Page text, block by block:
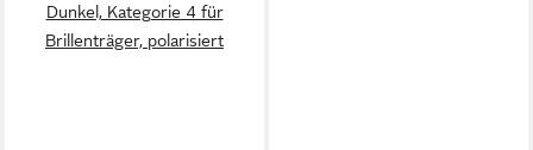
Dunkel, Kategorie 4 für
Brillenträger, polarisiert